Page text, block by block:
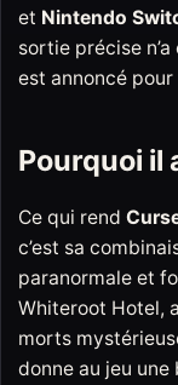
et Nintendo
sortie précise
est annoncé pour
Pourquoi il
Ce qui rend
c’est sa
paranormale et
Whiteroot Hotel,
morts
donne au jeu